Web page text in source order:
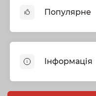
Популярне
Запірна арматура
Труби та фітинги
Насосне обладнання
Інформація